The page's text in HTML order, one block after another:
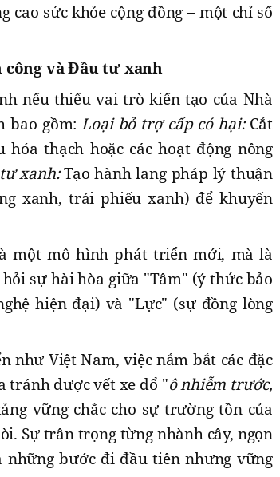
cao sức khỏe cộng đồng – một chỉ số
công và Đầu tư xanh
nếu thiếu vai trò kiến tạo của Nhà
bao gồm:Loại bỏ trợ cấp có hại:Cắt
thạch hoặc các hoạt động nông
xanh:Tạo hành lang pháp lý thuận
xanh, trái phiếu xanh) để khuyến
một mô hình phát triển mới, mà là
sự hài hòa giữa "Tâm" (ý thức bảo
hiện đại) và "Lực" (sự đồng lòng
như Việt Nam, việc nắm bắt các đặc
tránh được vết xe đổ "ô nhiễm trước,
vững chắc cho sự trường tồn của
Sự trân trọng từng nhành cây, ngọn
những bước đi đầu tiên nhưng vững